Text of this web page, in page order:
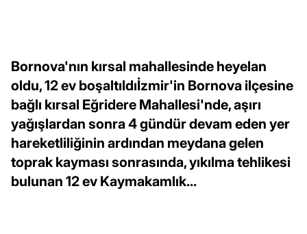
Bornova'nın kırsal mahallesinde heyelan
oldu, 12 ev boşaltıldıİzmir'in Bornova ilçesine
bağlı kırsal Eğridere Mahallesi'nde, aşırı
yağışlardan sonra 4 gündür devam eden yer
hareketliliğinin ardından meydana gelen
toprak kayması sonrasında, yıkılma tehlikesi
bulunan 12 ev Kaymakamlık...